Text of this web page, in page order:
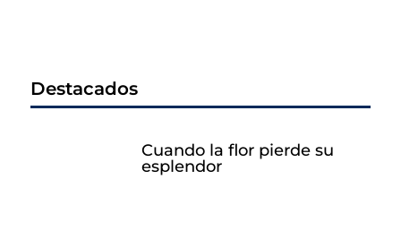
Destacados
Cuando la flor pierde su
esplendor